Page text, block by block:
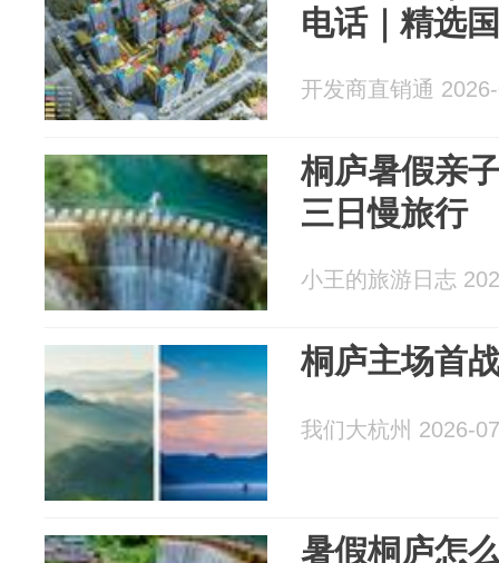
电话｜精选
开发商直销通
桐庐暑假亲
三日慢旅行
小王的旅游日志
桐庐主场首
我们大杭州 2026-
暑假桐庐怎